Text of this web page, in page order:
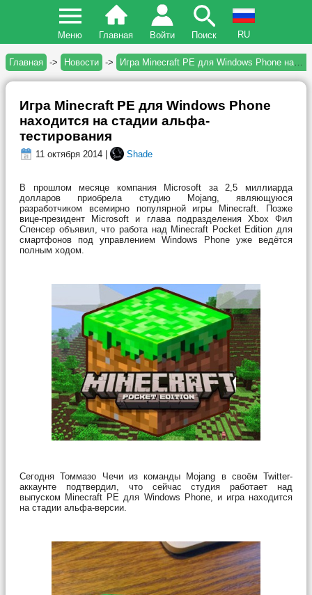
Меню Главная Войти Поиск RU
Главная -> Новости -> Игра Minecraft PE для Windows Phone находится на стадии альфа-тестирования
Игра Minecraft PE для Windows Phone
находится на стадии альфа-
тестирования
11 октября 2014 | Shade
В прошлом месяце компания Microsoft за 2,5 миллиарда
долларов приобрела студию Mojang, являющуюся
разработчиком всемирно популярной игры Minecraft. Позже
вице-президент Microsoft и глава подразделения Xbox Фил
Спенсер объявил, что работа над Minecraft Pocket Edition для
смартфонов под управлением Windows Phone уже ведётся
полным ходом.
Сегодня Томмазо Чечи из команды Mojang в своём Twitter-
аккаунте подтвердил, что сейчас студия работает над
выпуском Minecraft PE для Windows Phone, и игра находится
на стадии альфа-версии.